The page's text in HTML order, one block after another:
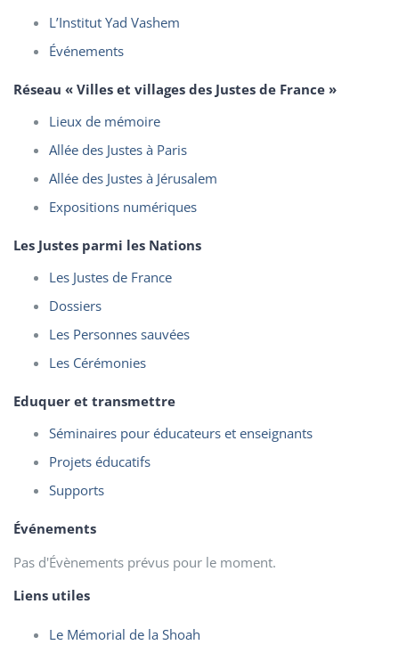
L’Institut Yad Vashem
Événements
Réseau « Villes et villages des Justes de France »
Lieux de mémoire
Allée des Justes à Paris
Allée des Justes à Jérusalem
Expositions numériques
Les Justes parmi les Nations
Les Justes de France
Dossiers
Les Personnes sauvées
Les Cérémonies
Eduquer et transmettre
Séminaires pour éducateurs et enseignants
Projets éducatifs
Supports
Événements
Pas d'Évènements prévus pour le moment.
Liens utiles
Le Mémorial de la Shoah